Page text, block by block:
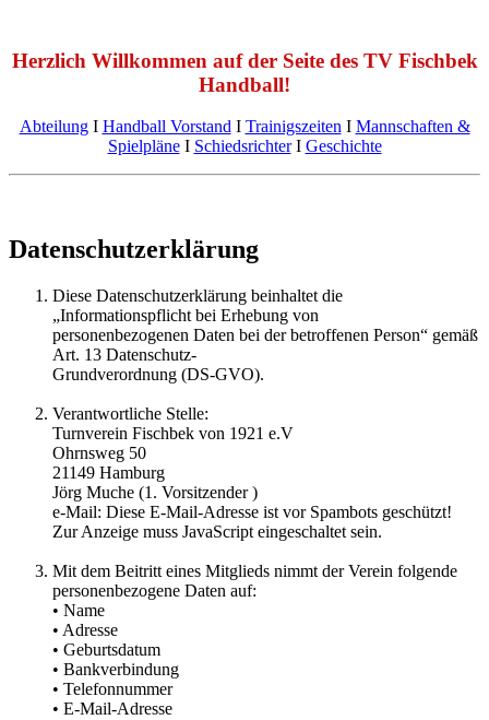
Herzlich Willkommen auf der Seite des TV Fischbek
Handball!
AbteilungΙ Handball Vorstand Ι TrainigszeitenΙ Mannschaften &
Spielpläne Ι Schiedsrichter Ι Geschichte
Datenschutzerklärung
Diese Datenschutzerklärung beinhaltet die
„Informationspflicht bei Erhebung von
personenbezogenen Daten bei der betroffenen Person“ gemäß
Art. 13 Datenschutz-
Grundverordnung (DS-GVO).
Verantwortliche Stelle:
Turnverein Fischbek von 1921 e.V
Ohrnsweg 50
21149 Hamburg
Jörg Muche (1. Vorsitzender )
e-Mail: Diese E-Mail-Adresse ist vor Spambots geschützt!
Zur Anzeige muss JavaScript eingeschaltet sein.
Mit dem Beitritt eines Mitglieds nimmt der Verein folgende
personenbezogene Daten auf:
• Name
• Adresse
• Geburtsdatum
• Bankverbindung
• Telefonnummer
• E-Mail-Adresse